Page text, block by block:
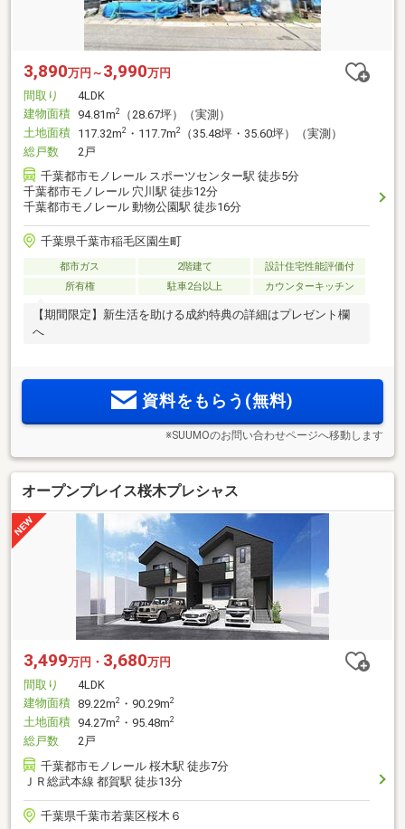
3,890万円～ 3,990万円
間取り
4LDK
建物面積 94.81m2
（28.67坪）（実測）
土地面積 117.32m2 ・117.7m2
（35.48坪・35.60坪）（実測）
総戸数
2戸
千葉都市モノレール スポーツセンター駅 徒歩5分
千葉都市モノレール 穴川駅 徒歩12分
千葉都市モノレール 動物公園駅 徒歩16分
千葉県千葉市稲毛区園生町
都市ガス 2階建て
設計住宅性能評価付
所有権
駐車2台以上 カウンターキッチン
【期間限定】新生活を助ける成約特典の詳細はプレゼント欄
へ
資料をもらう(無料)
※SUUMOのお問い合わせページへ移動します
オープンプレイス桜木プレシャス
3,499万円・ 3,680万円
間取り
4LDK
建物面積 89.22m2 ・90.29m2
土地面積 94.27m2 ・95.48m2
総戸数
2戸
千葉都市モノレール 桜木駅 徒歩7分
ＪＲ総武本線 都賀駅 徒歩13分
千葉県千葉市若葉区桜木６